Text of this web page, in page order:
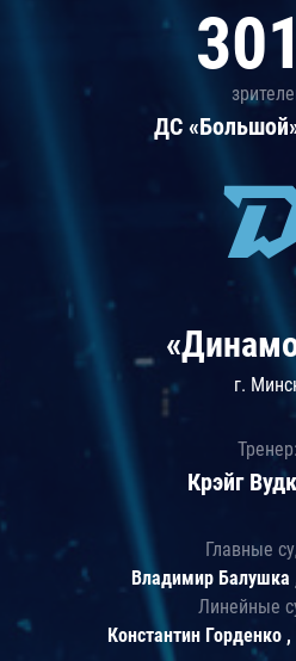
ДС
г.
Тренер:
Крэйг
Главные
Владимир Балушка
Линейные
Константин Горденко